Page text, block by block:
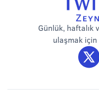
Günlük, haftalık
ulaşmak için